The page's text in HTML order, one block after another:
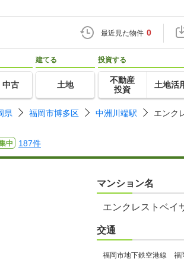
最近見た物件 0
中古
建てる
土地
投資する
不動産
投資
土地活
県 福岡市博多区 中洲川端駅 エンク
中 187件
マンション名
エンクレストベイ
交通
福岡市地下鉄空港線 福